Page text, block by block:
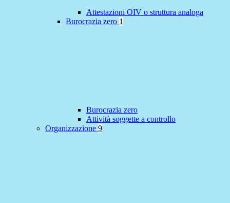
Attestazioni OIV o struttura analoga
Burocrazia zero 1
Burocrazia zero
Attività soggette a controllo
Organizzazione 9